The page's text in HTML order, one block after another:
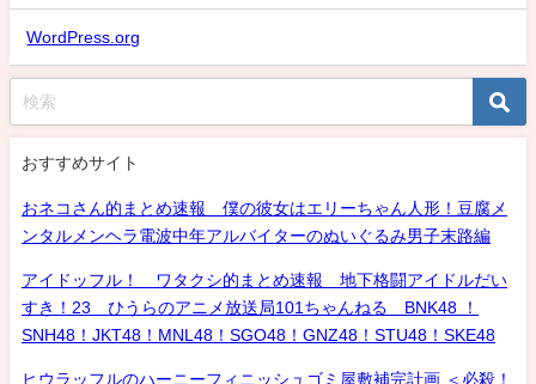
WordPress.org
おすすめサイト
おネコさん的まとめ速報 僕の彼女はエリーちゃん人形！豆腐メ
ンタルメンヘラ電波中年アルバイターのぬいぐるみ男子末路編
アイドッフル！ ワタクシ的まとめ速報 地下格闘アイドルだい
すき！23 ひうらのアニメ放送局101ちゃんねる BNK48 ！
SNH48！JKT48！MNL48！SGO48！GNZ48！STU48！SKE48
ヒウラッフルのハーニーフィニッシュゴミ屋敷補完計画 ＜必殺！